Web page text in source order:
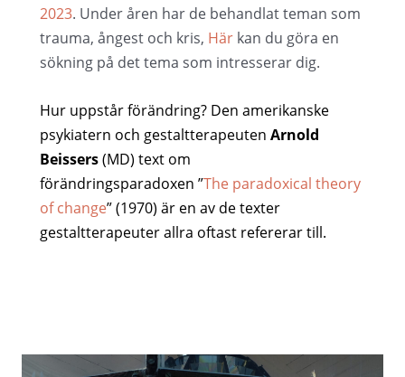
2023. Under åren har de behandlat teman som
trauma, ångest och kris, Här kan du göra en
sökning på det tema som intresserar dig.
Hur uppstår förändring? Den amerikanske
psykiatern och gestaltterapeuten Arnold
Beissers(MD) text om
förändringsparadoxen ”The paradoxical theory
of change” (1970) är en av de texter
gestaltterapeuter allra oftast refererar till.